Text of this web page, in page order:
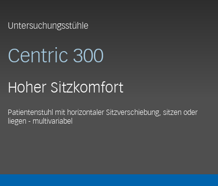
Untersuchungsstühle
Centric 300
Hoher Sitzkomfort
Patientenstuhl mit horizontaler Sitzverschiebung, sitzen oder
liegen - multivariabel